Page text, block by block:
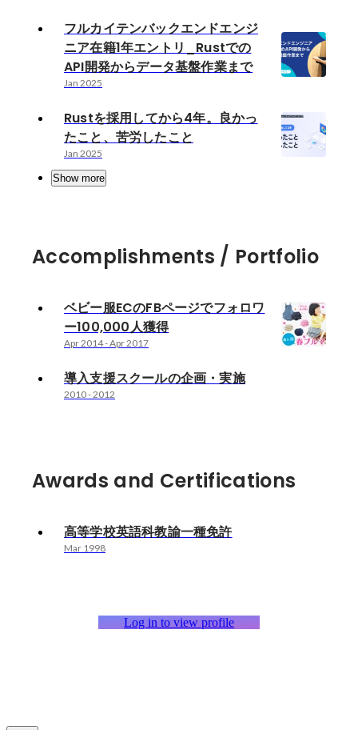
フルカイテンバックエンドエンジ
ニア在籍1年エントリ_Rustでの
API開発からデータ基盤作業まで
Jan 2025
Rustを採用してから4年。良かっ
たこと、苦労したこと
Jan 2025
Show more
Accomplishments / Portfolio
ベビー服ECのFBページでフォロワ
ー100,000人獲得
Apr 2014-Apr 2017
導入支援スクールの企画・実施
2010-2012
Awards and Certifications
高等学校英語科教諭一種免許
Mar 1998
Log in to view profile